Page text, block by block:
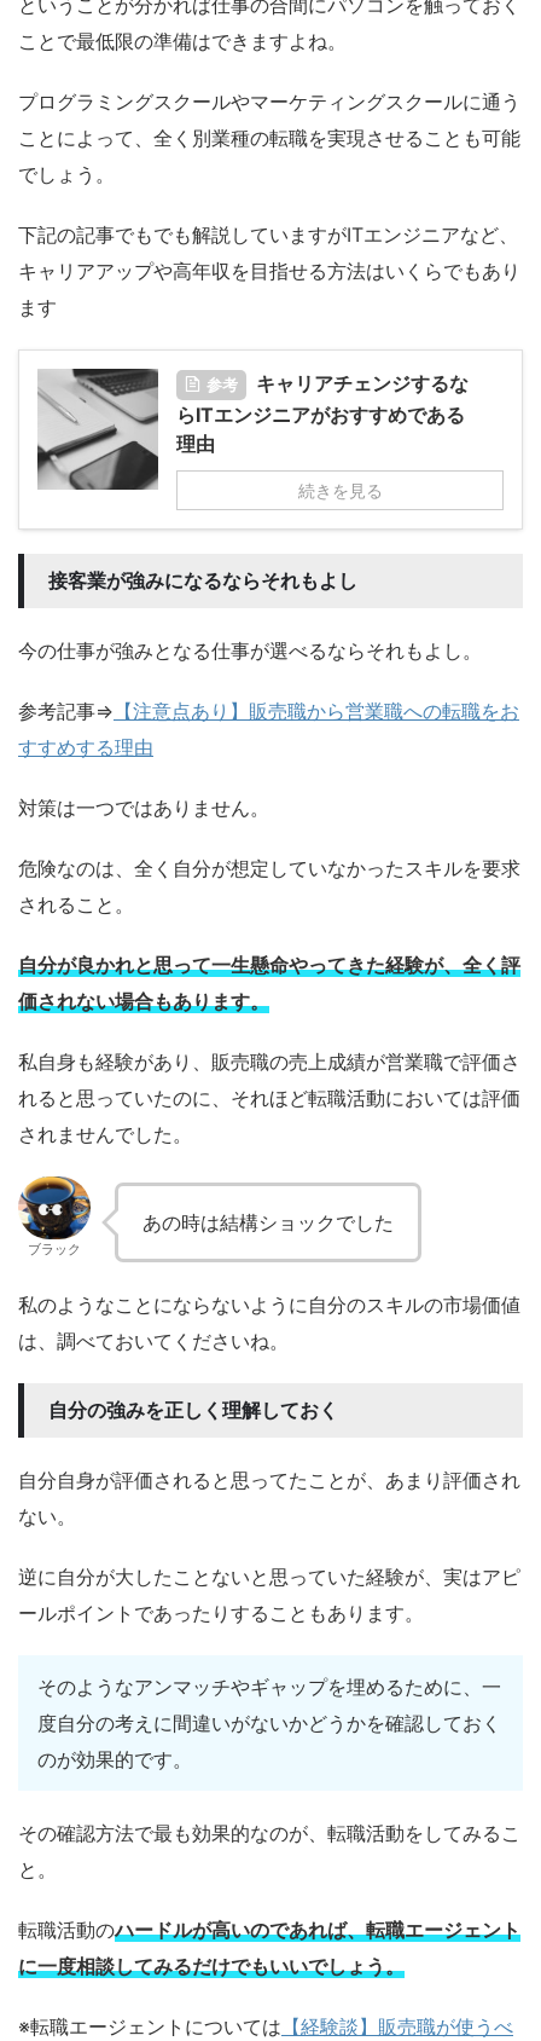
ことで最低限の準備はできますよね。
プログラミングスクールやマーケティングスクールに通う
ことによって、全く別業種の転職を実現させることも可能
でしょう。
下記の記事でもでも解説していますがITエンジニアなど、
キャリアアップや高年収を目指せる方法はいくらでもあり
ます
参考
キャリアチェンジするな
らITエンジニアがおすすめである
理由
続きを見る
接客業が強みになるならそれもよし
今の仕事が強みとなる仕事が選べるならそれもよし。
参考記事⇒ 【注意点あり】販売職から営業職への転職をお
すすめする理由
対策は一つではありません。
危険なのは、全く自分が想定していなかったスキルを要求
されること。
自分が良かれと思って一生懸命やってきた経験が、全く評
価されない場合もあります。
私自身も経験があり、販売職の売上成績が営業職で評価さ
れると思っていたのに、それほど転職活動においては評価
されませんでした。
ブラック
あの時は結構ショックでした
私のようなことにならないように自分のスキルの市場価値
は、調べておいてくださいね。
自分の強みを正しく理解しておく
自分自身が評価されると思ってたことが、あまり評価され
ない。
逆に自分が大したことないと思っていた経験が、実はアピ
ールポイントであったりすることもあります。
そのようなアンマッチやギャップを埋めるために、一
度自分の考えに間違いがないかどうかを確認しておく
のが効果的です。
その確認方法で最も効果的なのが、転職活動をしてみるこ
と。
転職活動のハードルが高いのであれば、転職エージェント
に一度相談してみるだけでもいいでしょう。
※転職エージェントについては 【経験談】販売職が使うべ